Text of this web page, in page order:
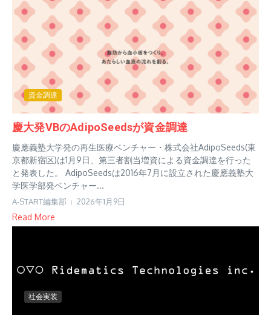
資金調達
慶大発VBのAdipoSeedsが資金調達
慶應義塾大学発の再生医療ベンチャー・株式会社AdipoSeeds(東
京都新宿区)は1月9日、第三者割当増資による資金調達を行った
と発表した。 AdipoSeedsは2016年7月に設立された慶應義塾大
学医学部発ベンチャー...
A-START編集部 2026年1月9日
Read More
社会実装